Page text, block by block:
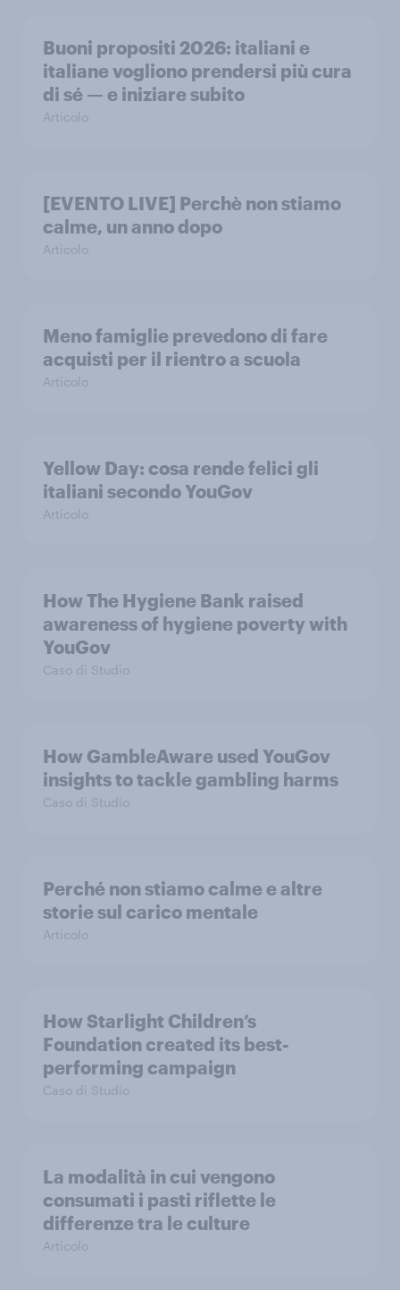
Buoni propositi 2026: italiani e
italiane vogliono prendersi più cura
di sé — e iniziare subito
Articolo
[EVENTO LIVE] Perchè non stiamo
calme, un anno dopo
Articolo
Meno famiglie prevedono di fare
acquisti per il rientro a scuola
Articolo
Yellow Day: cosa rende felici gli
italiani secondo YouGov
Articolo
How The Hygiene Bank raised
awareness of hygiene poverty with
YouGov
Caso di Studio
How GambleAware used YouGov
insights to tackle gambling harms
Caso di Studio
Perché non stiamo calme e altre
storie sul carico mentale
Articolo
How Starlight Children’s
Foundation created its best-
performing campaign
Caso di Studio
La modalità in cui vengono
consumati i pasti riflette le
differenze tra le culture
Articolo